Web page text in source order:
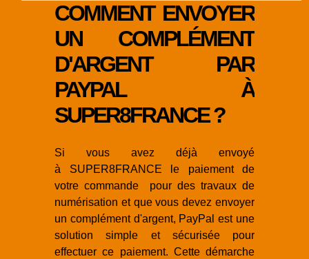
COMMENT ENVOYER
UN COMPLÉMENT
D'ARGENT PAR
PAYPAL À
SUPER8FRANCE ?
Si vous avez déjà envoyé
à SUPER8FRANCE le paiement de
votre commande pour des travaux de
numérisation et que vous devez envoyer
un complément d'argent, PayPal est une
solution simple et sécurisée pour
effectuer ce paiement. Cette démarche